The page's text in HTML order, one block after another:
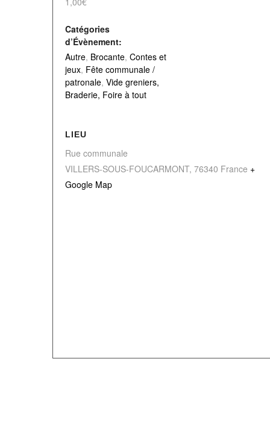
Catégories
d’Évènement:
Autre, Brocante, Contes et
jeux, Fête communale /
patronale, Vide greniers,
Braderie, Foire à tout
LIEU
Rue communale
VILLERS-SOUS-FOUCARMONT, 76340 France +
Google Map